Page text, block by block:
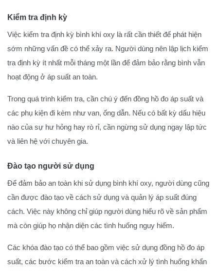
Kiểm tra định kỳ
Việc kiểm tra định kỳ bình khí oxy là rất cần thiết để phát hiện
sớm những vấn đề có thể xảy ra. Người dùng nên lập lịch kiểm
tra định kỳ ít nhất mỗi tháng một lần để đảm bảo rằng bình vẫn
hoạt động ở áp suất an toàn.
Trong quá trình kiểm tra, cần chú ý đến đồng hồ đo áp suất và
các phụ kiện đi kèm như van, ống dẫn. Nếu có bất kỳ dấu hiệu
nào của sự hư hỏng hay rò rỉ, cần ngừng sử dụng ngay lập tức
và liên hệ với chuyên gia.
Đào tạo người sử dụng
Để đảm bảo an toàn khi sử dụng bình khí oxy, người dùng cũng
cần được đào tạo về cách sử dụng và quản lý áp suất đúng
cách. Việc này không chỉ giúp người dùng hiểu rõ về sản phẩm
mà còn giúp họ nhận diện các tình huống nguy hiểm.
Các khóa đào tạo có thể bao gồm việc sử dụng đồng hồ đo áp
suất, các bước kiểm tra an toàn và cách xử lý tình huống khẩn